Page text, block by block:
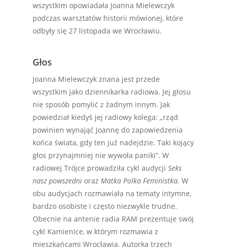
wszystkim opowiadała Joanna Mielewczyk
podczas warsztatów historii mówionej, które
odbyły się 27 listopada we Wrocławiu.
Głos
Joanna Mielewczyk znana jest przede
wszystkim jako dziennikarka radiowa. Jej głosu
nie sposób pomylić z żadnym innym. Jak
powiedział kiedyś jej radiowy kolega: „rząd
powinien wynająć Joannę do zapowiedzenia
końca świata, gdy ten już nadejdzie. Taki kojący
głos przynajmniej nie wywoła paniki”. W
radiowej Trójce prowadziła cykl audycjiSeks
nasz powszednioraz Matka Polka Feministka.W
obu audycjach rozmawiała na tematy intymne,
bardzo osobiste i często niezwykle trudne.
Obecnie na antenie radia RAM prezentuje swój
cykl Kamienice, w którym rozmawia z
mieszkańcami Wrocławia. Autorka trzech